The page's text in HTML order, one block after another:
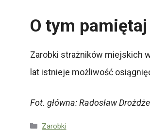
O tym pamiętaj
Zarobki strażników miejskich
lat istnieje możliwość
Fot. główna: Radosław
Kategorie
Zarobki